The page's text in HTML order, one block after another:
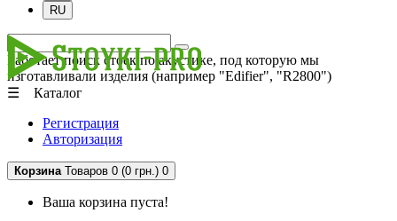
RU
Работает поиск стоек по акустике, под которую мы
изготавливали изделия (например "Edifier", "R2800")
☰ Каталог
Регистрация
Авторизация
Корзина Товаров 0 (0 грн.) 0
Ваша корзина пуста!